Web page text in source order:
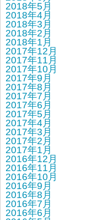
2018年5月
2018年4月
2018年3月
2018年2月
2018年1月
2017年12月
2017年11月
2017年10月
2017年9月
2017年8月
2017年7月
2017年6月
2017年5月
2017年4月
2017年3月
2017年2月
2017年1月
2016年12月
2016年11月
2016年10月
2016年9月
2016年8月
2016年7月
2016年6月